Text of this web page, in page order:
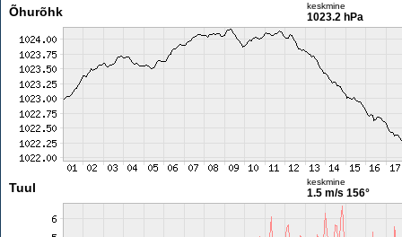
Õhurõhk keskmine
1023.2 hPa
Tuul keskmine
1.5 m/s 156°